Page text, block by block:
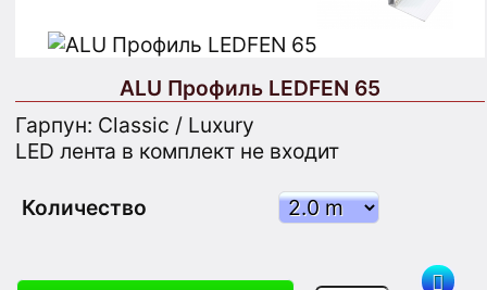
Карта Сайта
PVC Профили
PVC Углы
ALU Профили
ALU Профиль LEDFEN 65
Гарпун: Classic / Luxury
LED лента в комплект не входит
Количество